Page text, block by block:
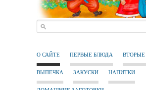
О САЙТЕ ПЕРВЫЕ БЛЮДА
ВЫПЕЧКА ЗАКУСКИ НАПИТКИ